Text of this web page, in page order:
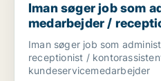
Iman søger job som
medarbejder /
kontorassistent /
Iman søger job som
receptionist /
kundeservicemedarbejder